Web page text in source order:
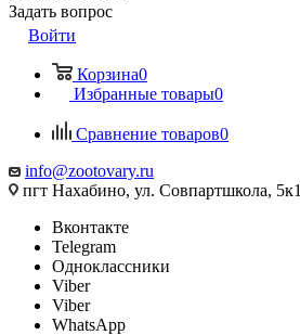
Задать вопрос
Войти
Корзина0
Избранные товары0
Сравнение товаров0
info@zootovary.ru
пгт Нахабино, ул. Совпартшкола, 5к1
Вконтакте
Telegram
Одноклассники
Viber
Viber
WhatsApp